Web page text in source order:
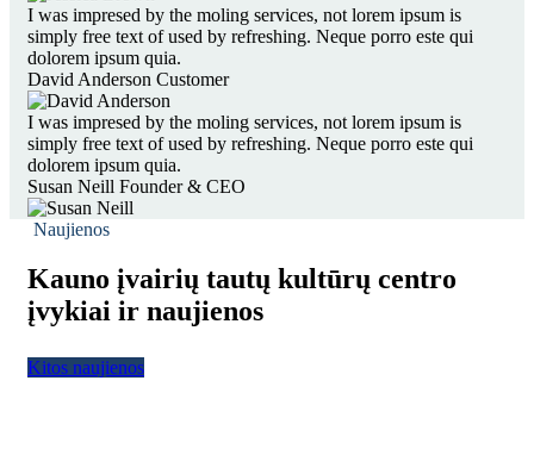
I was impresed by the moling services, not lorem ipsum is
simply free text of used by refreshing. Neque porro este qui
dolorem ipsum quia.
David Anderson Customer
I was impresed by the moling services, not lorem ipsum is
simply free text of used by refreshing. Neque porro este qui
dolorem ipsum quia.
Susan Neill Founder & CEO
Naujienos
Kauno įvairių tautų kultūrų centro
įvykiai ir naujienos
Kitos naujienos